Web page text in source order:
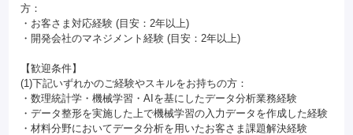
方：
・お客さま対応経験 (目安：2年以上)
・開発会社のマネジメント経験 (目安：2年以上)
【歓迎条件】
(1)下記いずれかのご経験やスキルをお持ちの方：
・数理統計学・機械学習・AIを基にしたデータ分析業務経験
・データ整形を実施した上で機械学習の入力データを作成した経験
・材料分野においてデータ分析を用いたお客さま課題解決経験